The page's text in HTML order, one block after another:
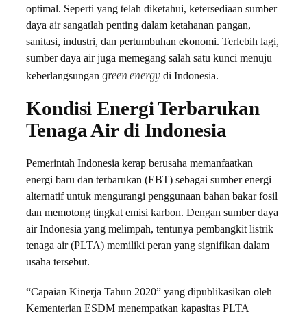
optimal. Seperti yang telah diketahui, ketersediaan sumber
daya air sangatlah penting dalam ketahanan pangan,
sanitasi, industri, dan pertumbuhan ekonomi. Terlebih lagi,
sumber daya air juga memegang salah satu kunci menuju
keberlangsungan green energy di Indonesia.
Kondisi Energi Terbarukan
Tenaga Air di Indonesia
Pemerintah Indonesia kerap berusaha memanfaatkan
energi baru dan terbarukan (EBT) sebagai sumber energi
alternatif untuk mengurangi penggunaan bahan bakar fosil
dan memotong tingkat emisi karbon. Dengan sumber daya
air Indonesia yang melimpah, tentunya pembangkit listrik
tenaga air (PLTA) memiliki peran yang signifikan dalam
usaha tersebut.
“Capaian Kinerja Tahun 2020” yang dipublikasikan oleh
Kementerian ESDM menempatkan kapasitas PLTA